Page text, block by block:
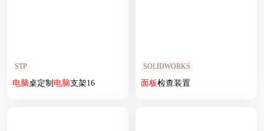
STP
电脑桌定制 电脑支架16
SOLIDWORKS
面板检查装置